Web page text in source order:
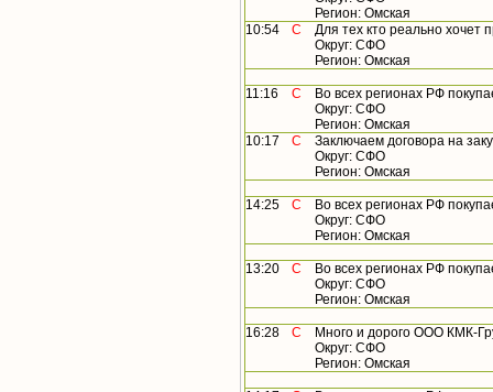
Регион: Омская
10:54
С
Для тех кто реально хочет
Округ: СФО
Регион: Омская
11:16 С
Во всех регионах РФ
Округ: СФО
Регион: Омская
10:17
С
Заключаем договора на
Округ: СФО
Регион: Омская
14:25 С
Во всех регионах РФ
Округ: СФО
Регион: Омская
13:20 С
Во всех регионах РФ
Округ: СФО
Регион: Омская
16:28 С
Много и дорого ООО КМК-
Округ: СФО
Регион: Омская